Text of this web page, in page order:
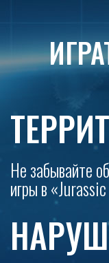
Не забывайте
игры в